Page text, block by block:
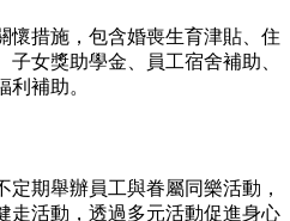
懷措施，包含婚喪生育津貼、住
女獎助學金、員工宿舍補助、
補助。
期舉辦員工與眷屬同樂活動，
走活動，透過多元活動促進身心